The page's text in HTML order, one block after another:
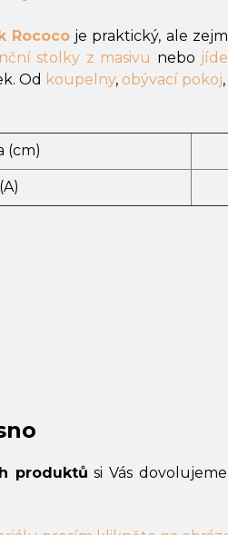
Rococo je praktický, ale
stolky z masivu nebo
Od koupelny, obývací pokoj,
(cm)
produktů si Vás